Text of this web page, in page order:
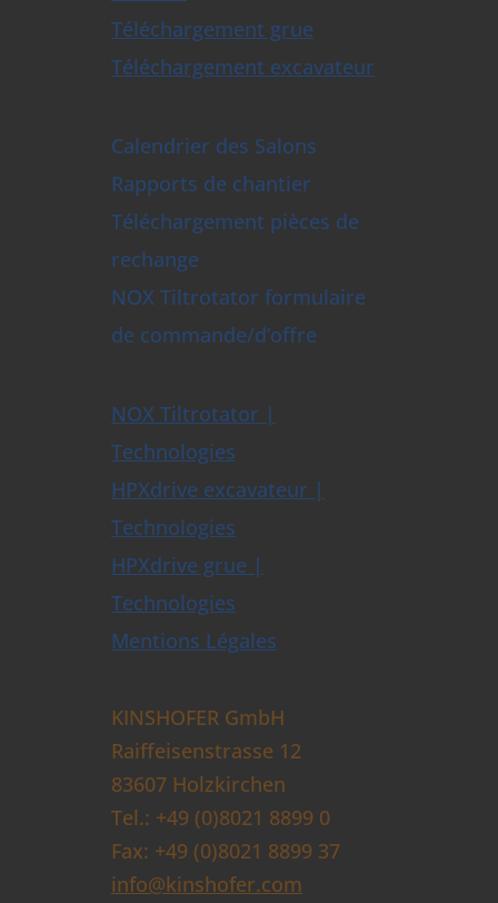
Téléchargement grue
Téléchargement excavateur
Calendrier des Salons
Rapports de chantier
Téléchargement pièces de
rechange
NOX Tiltrotator formulaire
de commande/d’offre
NOX Tiltrotator |
Technologies
HPXdrive excavateur |
Technologies
HPXdrive grue |
Technologies
Mentions Légales
KINSHOFER GmbH
Raiffeisenstrasse 12
83607 Holzkirchen
Tel.: +49 (0)8021 8899 0
Fax: +49 (0)8021 8899 37
info@kinshofer.com